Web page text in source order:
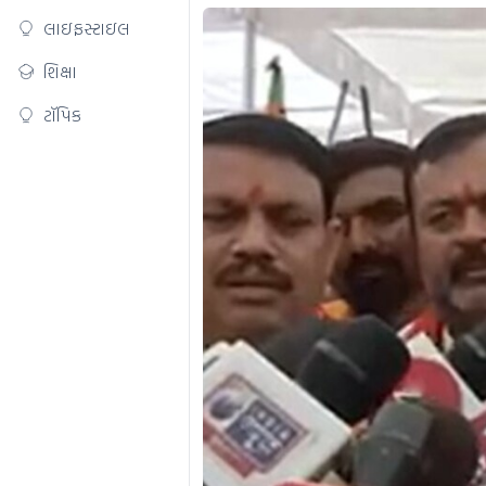
લાઇફસ્ટાઇલ
શિક્ષા
ટૉપિક